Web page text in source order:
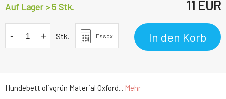
Hundebett olivgrün Material Oxford... Mehr
Auf Lager > 5 Stk. 11 EUR
- + Stk. Essox In den Korb